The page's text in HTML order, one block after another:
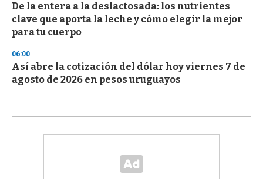
De la entera a la deslactosada: los nutrientes
clave que aporta la leche y cómo elegir la mejor
para tu cuerpo
06:00
Así abre la cotización del dólar hoy viernes 7 de
agosto de 2026 en pesos uruguayos